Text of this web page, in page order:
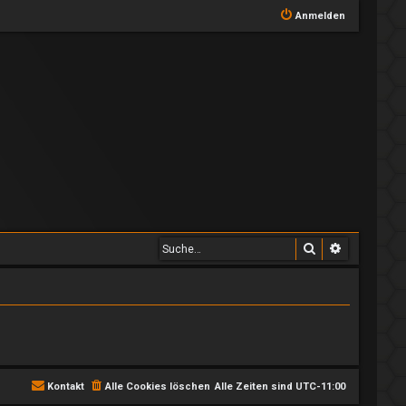
Anmelden
Suche
Alle Zeiten sind UTC-11:00
Alle Cookies löschen
Kontakt